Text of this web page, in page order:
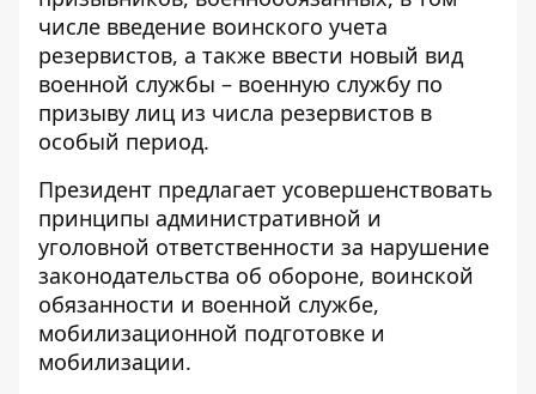
числе введение воинского учета
резервистов, а также ввести новый вид
военной службы – военную службу по
призыву лиц из числа резервистов в
особый период.
Президент предлагает усовершенствовать
принципы административной и
уголовной ответственности за нарушение
законодательства об обороне, воинской
обязанности и военной службе,
мобилизационной подготовке и
мобилизации.